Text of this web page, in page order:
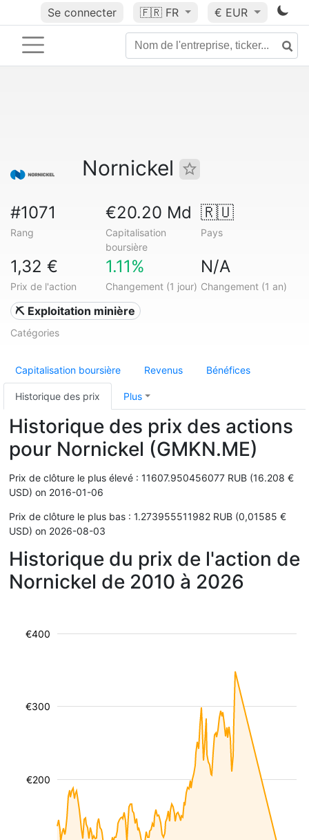
Se connecter 🇫🇷 FR € EUR
Nornickel
#1071
Rang
€20.20 Md
Capitalisation
boursière
🇷🇺
Pays
1,32 €
Prix de l'action
1.11%
Changement (1 jour)
N/A
Changement (1 an)
⛏️ Exploitation minière
Catégories
Capitalisation boursière Revenus Bénéfices
Historique des prix Plus
Historique des prix des actions
pour Nornickel (GMKN.ME)
Prix de clôture le plus élevé : 11607.950456077 RUB (16.208 €
USD) on 2016-01-06
Prix de clôture le plus bas : 1.273955511982 RUB (0,01585 €
USD) on 2026-08-03
Historique du prix de l'action de
Nornickel de 2010 à 2026
€200
€300
€400